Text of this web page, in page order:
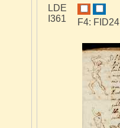
LDE
I361
F4: FID24